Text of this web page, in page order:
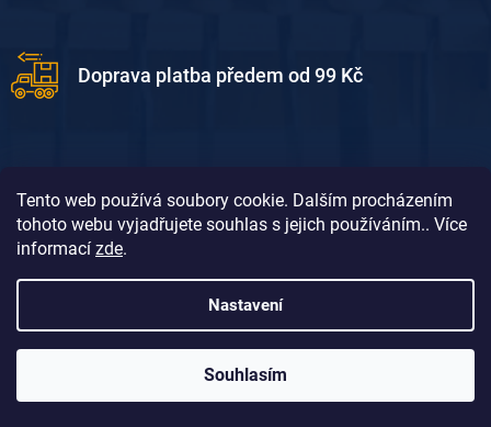
Tento web používá soubory cookie. Dalším procházením
tohoto webu vyjadřujete souhlas s jejich používáním.. Více
informací zde.
Nastavení
Souhlasím
Doprava platba předem od 99 Kč
Doprava platba dobírkou od 119 Kč